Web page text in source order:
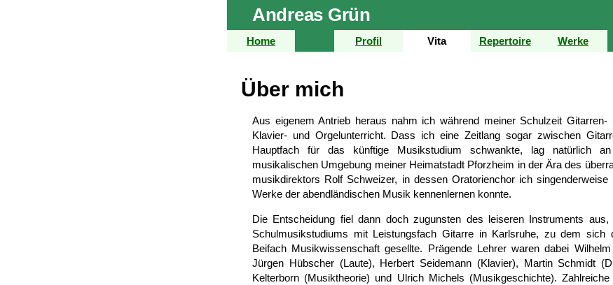
Andreas Grün
Home Profil Vita Repertoire Werke
Über mich
Aus eigenem Antrieb heraus nahm ich während meiner Schul­zeit Gitarren-
Klavier- und Orgel­unterricht. Dass ich eine Zeit­lang sogar zwischen
Haupt­fach für das künftige Musik­studium schwankte, lag natürlich
musikalischen Umgebung meiner Heimat­stadt Pforz­heim in der Ära des
musik­direktors Rolf Schweizer, in dessen Oratorien­chor ich
Werke der abend­ländischen Musik kennenlernen konnte.
Die Entscheidung fiel dann doch zugunsten des leiseren Instruments
Schul­musik­studiums mit Leistungs­fach Gitarre in Karls­ruhe, zu dem sich
Beifach Musik­wissen­schaft gesellte. Prägende Lehrer waren dabei
Jürgen Hübscher (Laute), Herbert Seidemann (Klavier), Martin Schmidt
Kelterborn (Musik­theorie) und Ulrich Michels (Musik­geschichte).